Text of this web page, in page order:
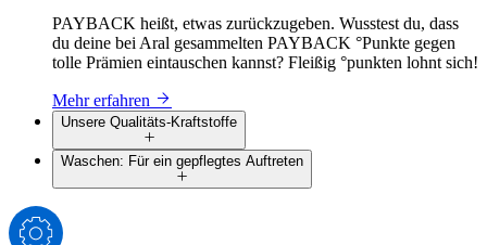
PAYBACK heißt, etwas zurückzugeben. Wusstest du, dass
du deine bei Aral gesammelten PAYBACK °Punkte gegen
tolle Prämien eintauschen kannst? Fleißig °punkten lohnt sich!
Mehr erfahren
Unsere Qualitäts-Kraftstoffe
Waschen: Für ein gepflegtes Auftreten